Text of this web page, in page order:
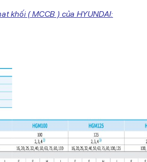
khối ( MCCB ) của HYUNDAI: